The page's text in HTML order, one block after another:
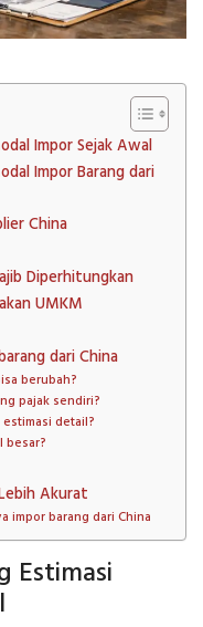
Impor Sejak Awal
Impor Barang dari
China
Diperhitungkan
UMKM
dari China
berubah?
pajak sendiri?
detail?
besar?
Akurat
impor barang dari China
Estimasi